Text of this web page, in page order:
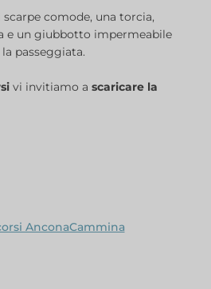
comode, una torcia,
e un giubbotto impermeabile
passeggiata.
vi invitiamo a scaricare la
AnconaCammina